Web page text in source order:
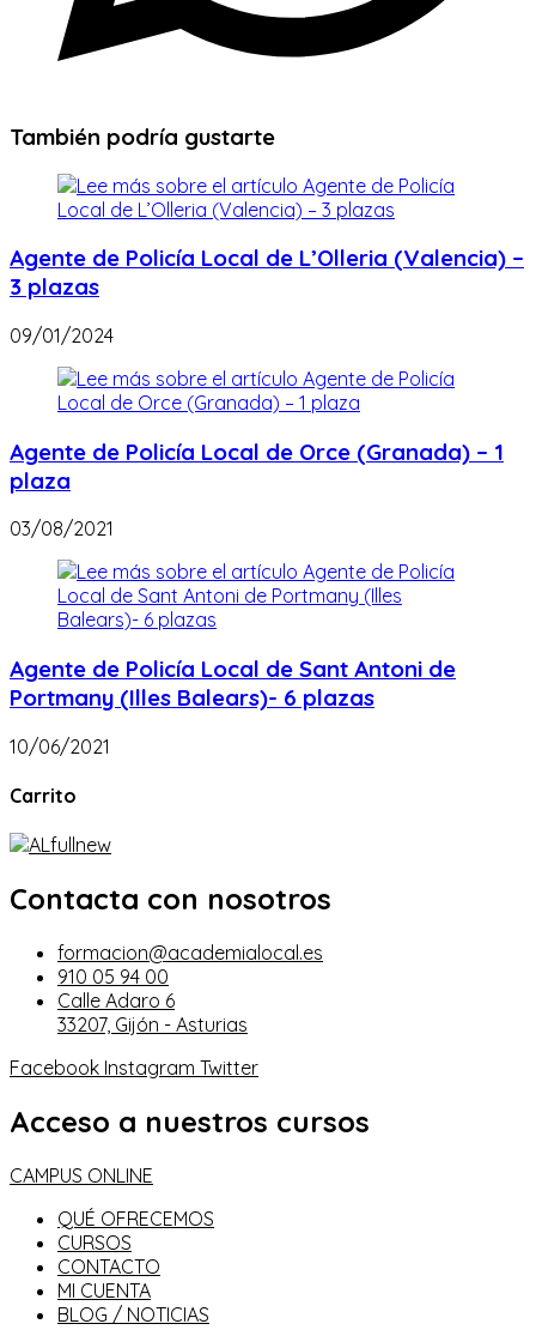
También podría gustarte
Agente de Policía Local de L’Olleria (Valencia) –
3 plazas
09/01/2024
Agente de Policía Local de Orce (Granada) – 1
plaza
03/08/2021
Agente de Policía Local de Sant Antoni de
Portmany (Illes Balears)- 6 plazas
10/06/2021
Carrito
Contacta con nosotros
formacion@academialocal.es
910 05 94 00
Calle Adaro 6
33207, Gijón - Asturias
Facebook Instagram Twitter
Acceso a nuestros cursos
CAMPUS ONLINE
QUÉ OFRECEMOS
CURSOS
CONTACTO
MI CUENTA
BLOG / NOTICIAS